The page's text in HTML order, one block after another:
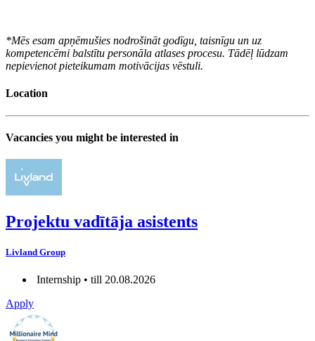
*Mēs esam apņēmušies nodrošināt godīgu, taisnīgu un uz
kompetencēmi balstītu personāla atlases procesu. Tādēļ lūdzam
nepievienot pieteikumam motivācijas vēstuli.
Location
Vacancies you might be interested in
Projektu vadītāja asistents
Livland Group
Internship • till 20.08.2026
Apply